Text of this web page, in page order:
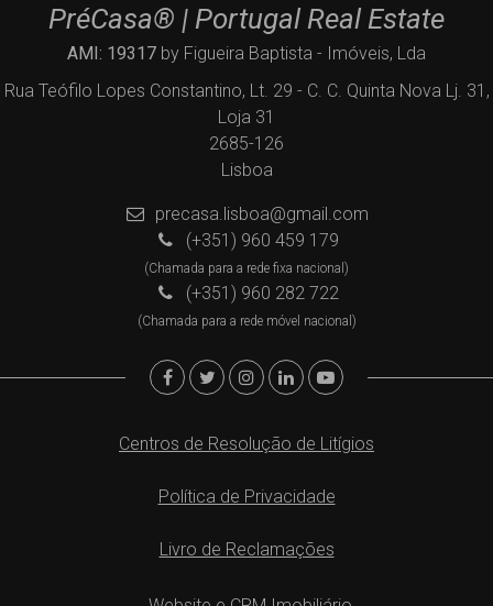
PréCasa® | Portugal Real Estate
AMI: 19317 by Figueira Baptista - Imóveis, Lda
Rua Teófilo Lopes Constantino, Lt. 29 - C. C. Quinta Nova Lj. 31,
Loja 31
2685-126
Lisboa
precasa.lisboa@gmail.com
(+351) 960 459 179
(Chamada para a rede fixa nacional)
(+351) 960 282 722
(Chamada para a rede móvel nacional)
Centros de Resolução de Litígios
Política de Privacidade
Livro de Reclamações